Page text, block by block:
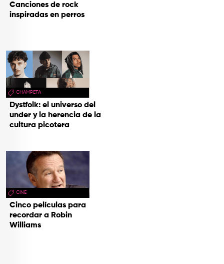
Canciones de rock
inspiradas en perros
CHAMPETA
Dystfolk: el universo del
under y la herencia de la
cultura picotera
CINE
Cinco películas para
recordar a Robin
Williams